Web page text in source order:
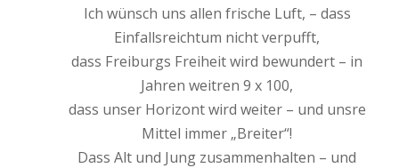
Ich wünsch uns allen frische Luft, – dass
Einfallsreichtum nicht verpufft,
dass Freiburgs Freiheit wird bewundert – in
Jahren weitren 9 x 100,
dass unser Horizont wird weiter – und unsre
Mittel immer „Breiter“!
Dass Alt und Jung zusammenhalten – und